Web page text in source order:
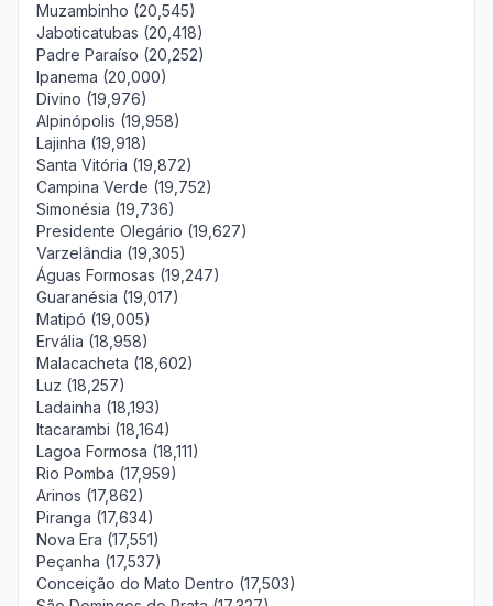
Muzambinho (20,545)
Jaboticatubas (20,418)
Padre Paraíso (20,252)
Ipanema (20,000)
Divino (19,976)
Alpinópolis (19,958)
Lajinha (19,918)
Santa Vitória (19,872)
Campina Verde (19,752)
Simonésia (19,736)
Presidente Olegário (19,627)
Varzelândia (19,305)
Águas Formosas (19,247)
Guaranésia (19,017)
Matipó (19,005)
Ervália (18,958)
Malacacheta (18,602)
Luz (18,257)
Ladainha (18,193)
Itacarambi (18,164)
Lagoa Formosa (18,111)
Rio Pomba (17,959)
Arinos (17,862)
Piranga (17,634)
Nova Era (17,551)
Peçanha (17,537)
Conceição do Mato Dentro (17,503)